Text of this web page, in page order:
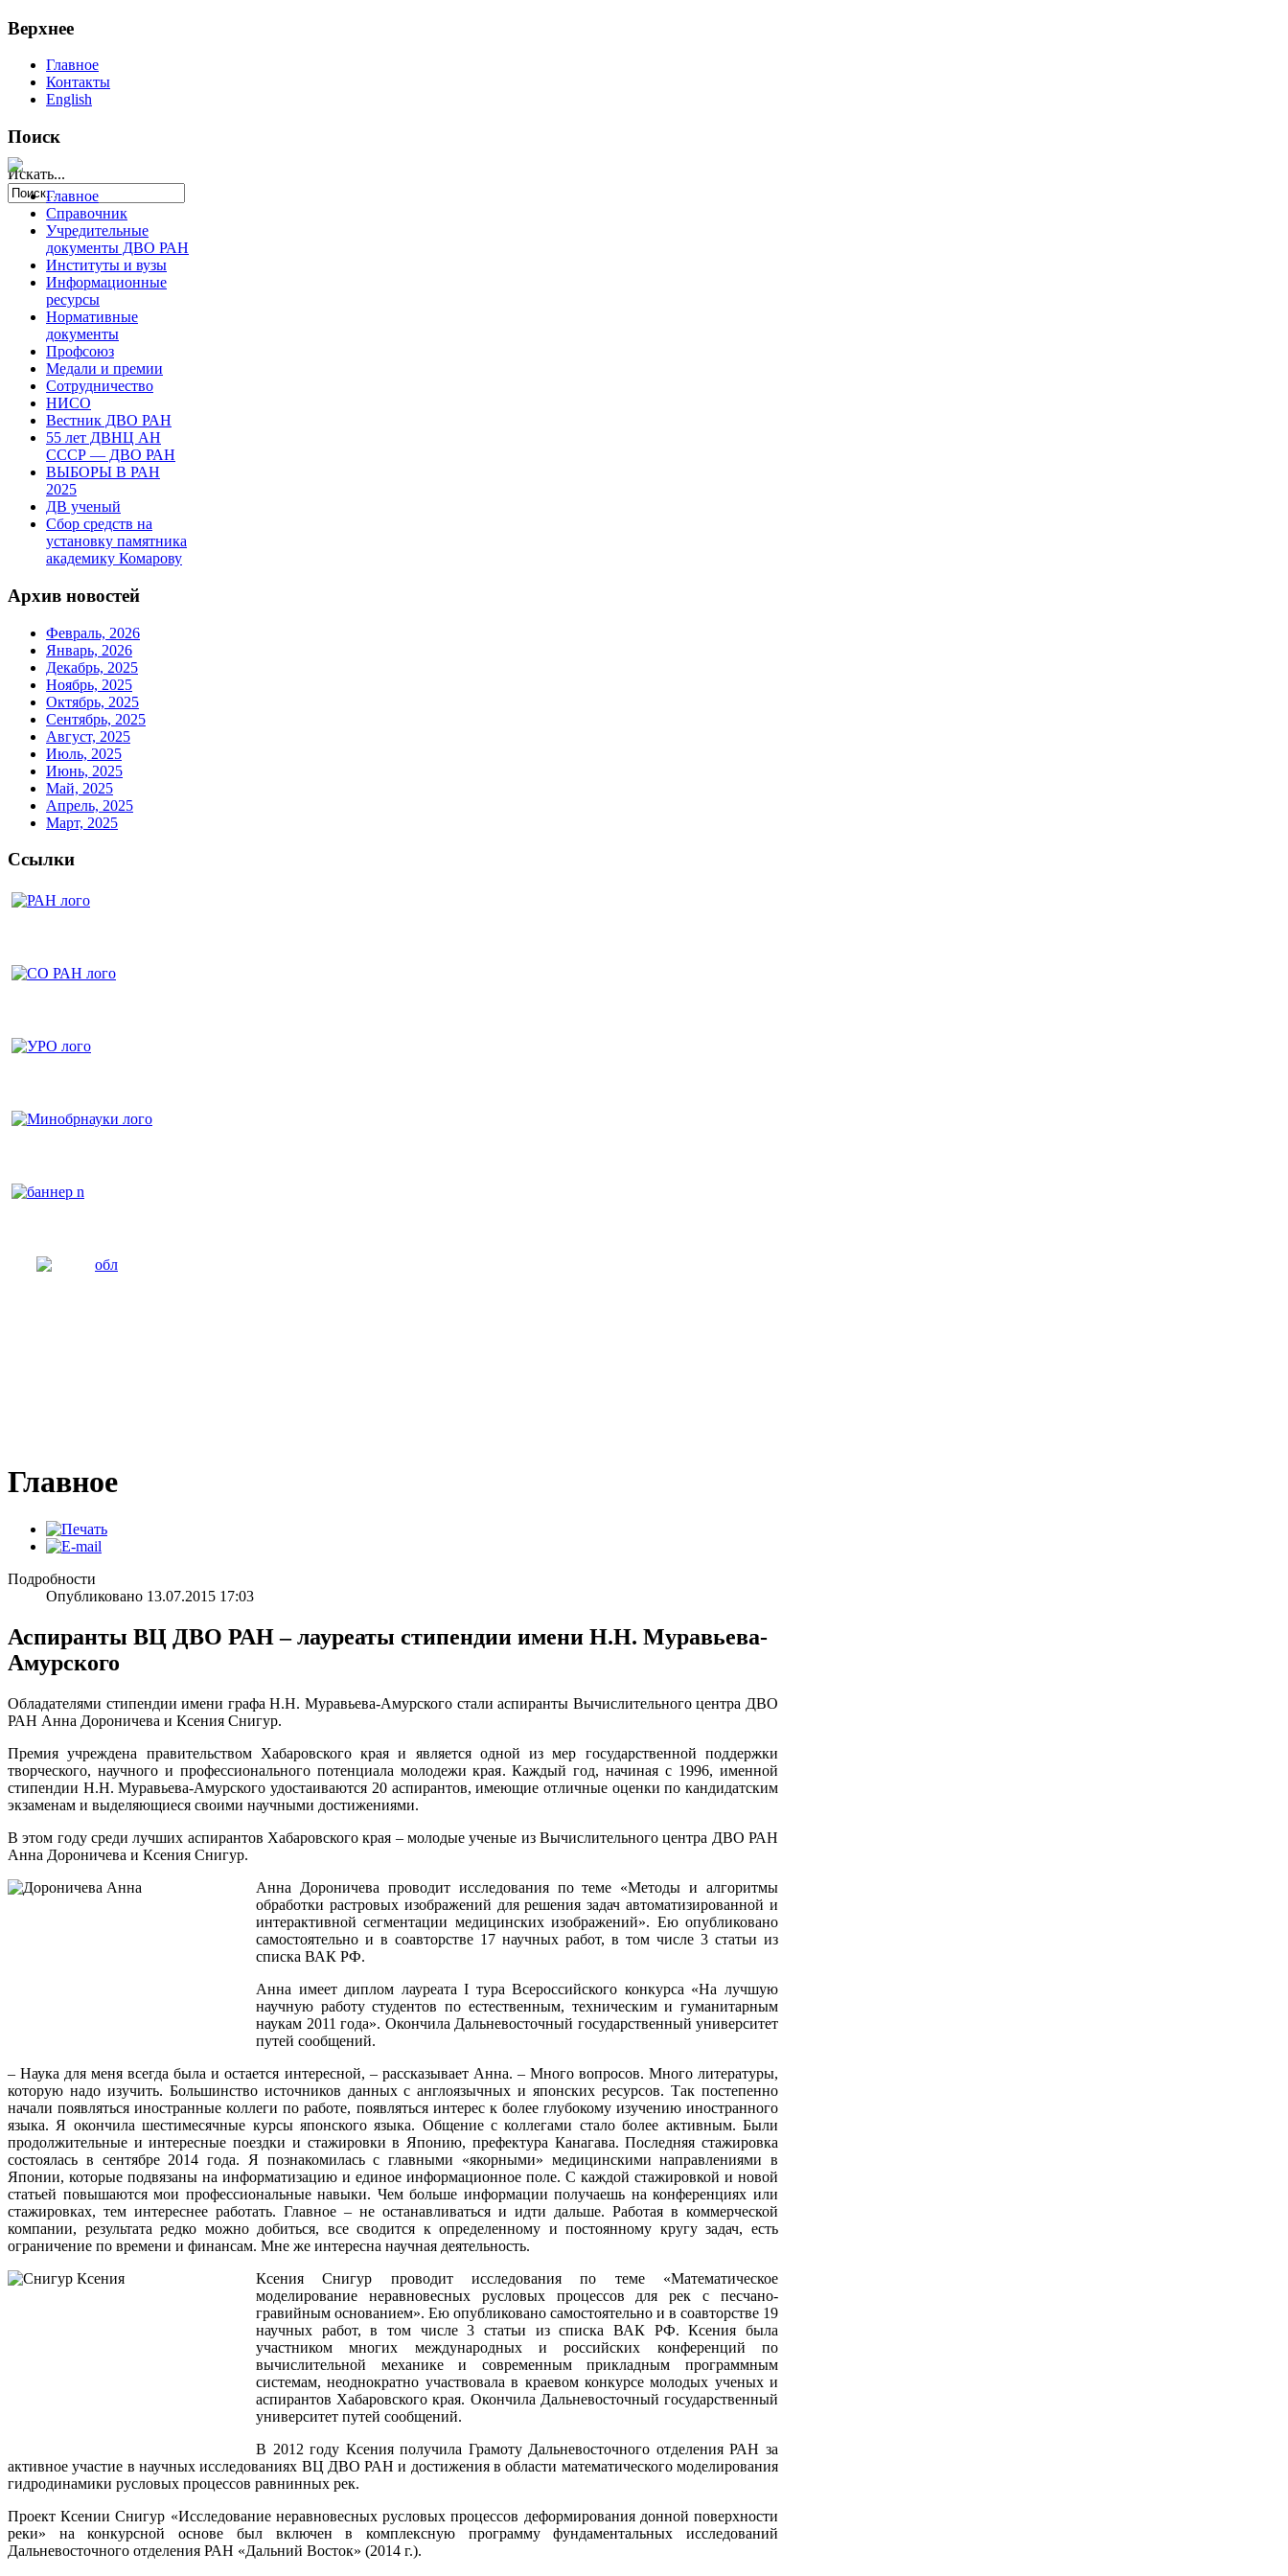
Верхнее
Главное
Контакты
English
Поиск
Искать...
Главное
Справочник
Учредительные
документы ДВО РАН
Институты и вузы
Информационные
ресурсы
Нормативные
документы
Профсоюз
Медали и премии
Сотрудничество
НИСО
Вестник ДВО РАН
55 лет ДВНЦ АН
СССР — ДВО РАН
ВЫБОРЫ В РАН
2025
ДВ ученый
Сбор средств на
установку памятника
академику Комарову
Архив новостей
Февраль, 2026
Январь, 2026
Декабрь, 2025
Ноябрь, 2025
Октябрь, 2025
Сентябрь, 2025
Август, 2025
Июль, 2025
Июнь, 2025
Май, 2025
Апрель, 2025
Март, 2025
Ссылки
Главное
Подробности
Опубликовано 13.07.2015 17:03
Аспиранты ВЦ ДВО РАН – лауреаты стипендии имени Н.Н. Муравьева-
Амурского
Обладателями стипендии имени графа Н.Н. Муравьева-Амурского стали аспиранты Вычислительного центра ДВО
РАН Анна Дороничева и Ксения Снигур.
Премия учреждена правительством Хабаровского края и является одной из мер государственной поддержки
творческого, научного и профессионального потенциала молодежи края. Каждый год, начиная с 1996, именной
стипендии Н.Н. Муравьева-Амурского удостаиваются 20 аспирантов, имеющие отличные оценки по кандидатским
экзаменам и выделяющиеся своими научными достижениями.
В этом году среди лучших аспирантов Хабаровского края – молодые ученые из Вычислительного центра ДВО РАН
Анна Дороничева и Ксения Снигур.
Анна Дороничева проводит исследования по теме «Методы и алгоритмы
обработки растровых изображений для решения задач автоматизированной и
интерактивной сегментации медицинских изображений». Ею опубликовано
самостоятельно и в соавторстве 17 научных работ, в том числе 3 статьи из
списка ВАК РФ.
Анна имеет диплом лауреата I тура Всероссийского конкурса «На лучшую
научную работу студентов по естественным, техническим и гуманитарным
наукам 2011 года». Окончила Дальневосточный государственный университет
путей сообщений.
– Наука для меня всегда была и остается интересной, – рассказывает Анна. – Много вопросов. Много литературы,
которую надо изучить. Большинство источников данных с англоязычных и японских ресурсов. Так постепенно
начали появляться иностранные коллеги по работе, появляться интерес к более глубокому изучению иностранного
языка. Я окончила шестимесячные курсы японского языка. Общение с коллегами стало более активным. Были
продолжительные и интересные поездки и стажировки в Японию, префектура Канагава. Последняя стажировка
состоялась в сентябре 2014 года. Я познакомилась с главными «якорными» медицинскими направлениями в
Японии, которые подвязаны на информатизацию и единое информационное поле. С каждой стажировкой и новой
статьей повышаются мои профессиональные навыки. Чем больше информации получаешь на конференциях или
стажировках, тем интереснее работать. Главное – не останавливаться и идти дальше. Работая в коммерческой
компании, результата редко можно добиться, все сводится к определенному и постоянному кругу задач, есть
ограничение по времени и финансам. Мне же интересна научная деятельность.
Ксения Снигур проводит исследования по теме «Математическое
моделирование неравновесных русловых процессов для рек с песчано-
гравийным основанием». Ею опубликовано самостоятельно и в соавторстве 19
научных работ, в том числе 3 статьи из списка ВАК РФ. Ксения была
участником многих международных и российских конференций по
вычислительной механике и современным прикладным программным
системам, неоднократно участвовала в краевом конкурсе молодых ученых и
аспирантов Хабаровского края. Окончила Дальневосточный государственный
университет путей сообщений.
В 2012 году Ксения получила Грамоту Дальневосточного отделения РАН за
активное участие в научных исследованиях ВЦ ДВО РАН и достижения в области математического моделирования
гидродинамики русловых процессов равнинных рек.
Проект Ксении Снигур «Исследование неравновесных русловых процессов деформирования донной поверхности
реки» на конкурсной основе был включен в комплексную программу фундаментальных исследований
Дальневосточного отделения РАН «Дальний Восток» (2014 г.).